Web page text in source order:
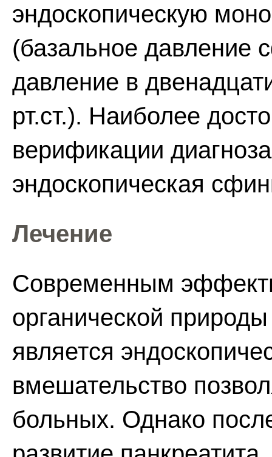
эндоскопическую
(базальное давление
давление в
рт.ст.). Наиболее
верификации
эндоскопическая
Лечение
Современным
органической
является
вмешательство
больных. Однако